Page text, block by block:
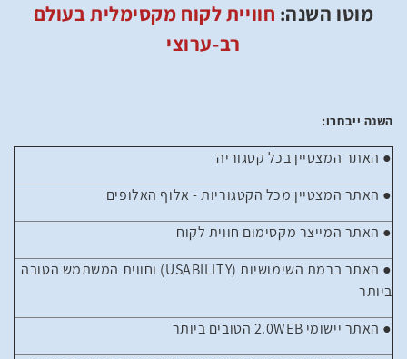
מוטו השנה: חוויית לקוח מקסימלית בעולם
רב-ערוצי
השנה ייבחרו:
● האתר המצטיין בכל קטגוריה
● האתר המצטיין מכל הקטגוריות - אלוף האלופים
● האתר המייצר מקסימום חווית לקוח
● האתר ברמת השימושיות (USABILITY) וחווית המשתמש הטובה
ביותר
● האתר יישומי WEB2.0 הטובים ביותר